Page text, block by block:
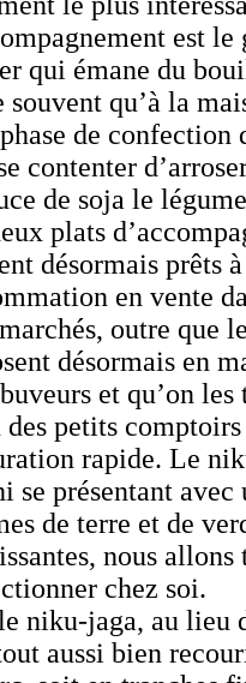
est
qui émane du
souvent qu’à la
de confection
contenter
de soja le
plats
désormais prêts
en vente
outre que
désormais en
et qu’on les
des petits comptoirs
rapide. Le
se présentant
de terre et de
nous allons
chez soi.
niku-jaga, au lieu
aussi bien